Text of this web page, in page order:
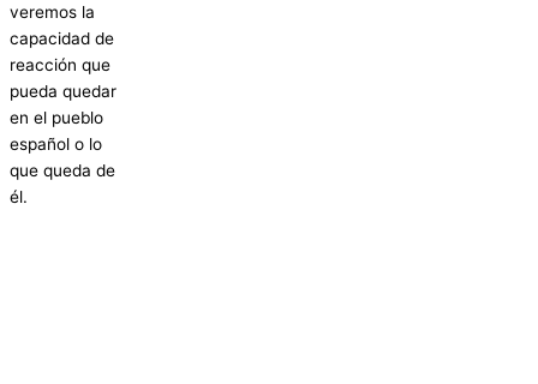
veremos la
capacidad de
reacción que
pueda quedar
en el pueblo
español o lo
que queda de
él.